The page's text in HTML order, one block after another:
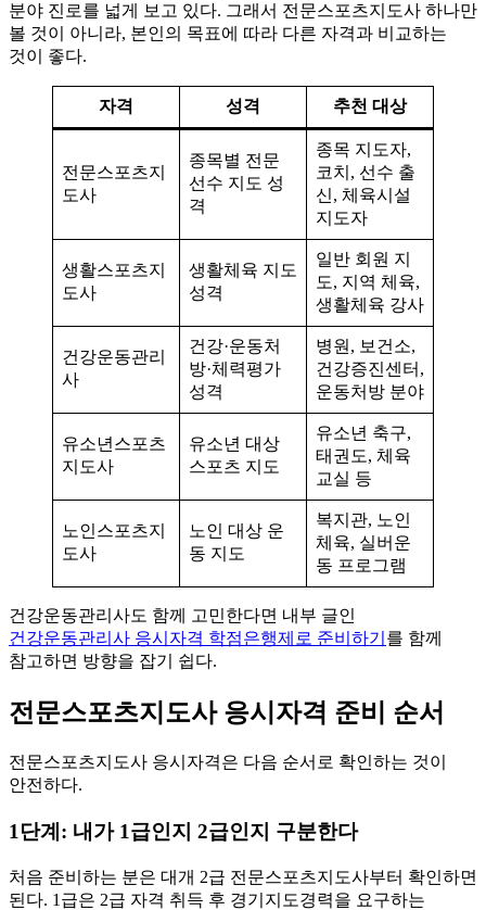
분야 진로를 넓게 보고 있다. 그래서 전문스포츠지도사 하나만
볼 것이 아니라, 본인의 목표에 따라 다른 자격과 비교하는
것이 좋다.
자격 성격 추천 대상
전문스포츠지
도사
종목별 전문
선수 지도 성
격
종목 지도자,
코치, 선수 출
신, 체육시설
지도자
생활스포츠지
도사
생활체육 지도
성격
일반 회원 지
도, 지역 체육,
생활체육 강사
건강운동관리
사
건강·운동처
방·체력평가
성격
병원, 보건소,
건강증진센터,
운동처방 분야
유소년스포츠
지도사
유소년 대상
스포츠 지도
유소년 축구,
태권도, 체육
교실 등
노인스포츠지
도사
노인 대상 운
동 지도
복지관, 노인
체육, 실버운
동 프로그램
건강운동관리사도 함께 고민한다면 내부 글인
건강운동관리사 응시자격 학점은행제로 준비하기 를 함께
참고하면 방향을 잡기 쉽다.
전문스포츠지도사 응시자격 준비 순서
전문스포츠지도사 응시자격은 다음 순서로 확인하는 것이
안전하다.
1단계: 내가 1급인지 2급인지 구분한다
처음 준비하는 분은 대개 2급 전문스포츠지도사부터 확인하면
된다. 1급은 2급 자격 취득 후 경기지도경력을 요구하는